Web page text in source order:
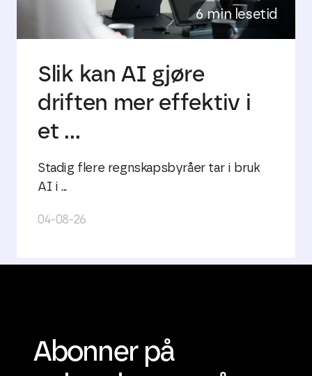
6 min lesetid
Slik kan AI gjøre
driften mer effektiv i
et ...
Stadig flere regnskapsbyråer tar i bruk
AI i ...
04-08-26
Abonner på